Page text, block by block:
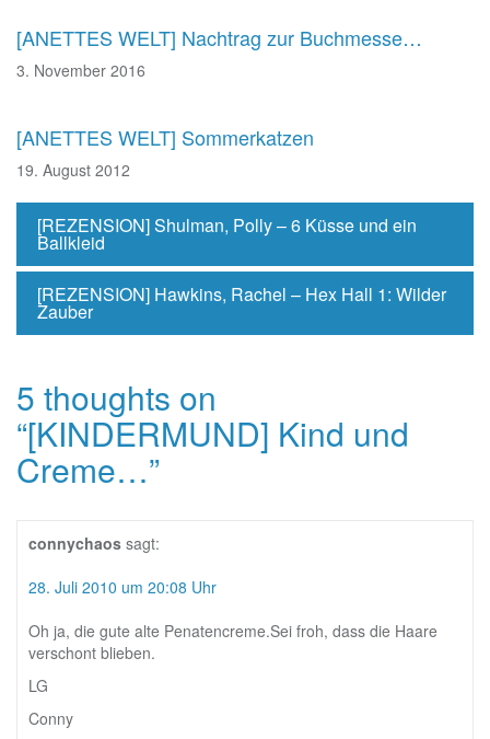
[ANETTES WELT] Nachtrag zur Buchmesse…
3. November 2016
[ANETTES WELT] Sommerkatzen
19. August 2012
[REZENSION] Shulman, Polly – 6 Küsse und ein
Ballkleid
[REZENSION] Hawkins, Rachel – Hex Hall 1: Wilder
Zauber
5 thoughts on
“[KINDERMUND] Kind und
Creme…”
connychaos sagt:
28. Juli 2010 um 20:08 Uhr
Oh ja, die gute alte Penatencreme.Sei froh, dass die Haare
verschont blieben.
LG
Conny